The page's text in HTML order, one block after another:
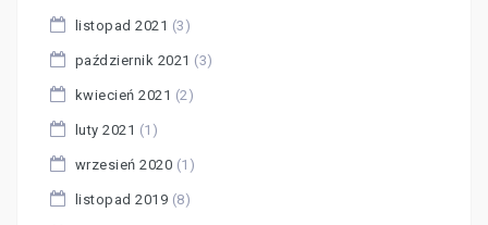
listopad 2021 (3)
październik 2021 (3)
kwiecień 2021 (2)
luty 2021 (1)
wrzesień 2020 (1)
listopad 2019 (8)